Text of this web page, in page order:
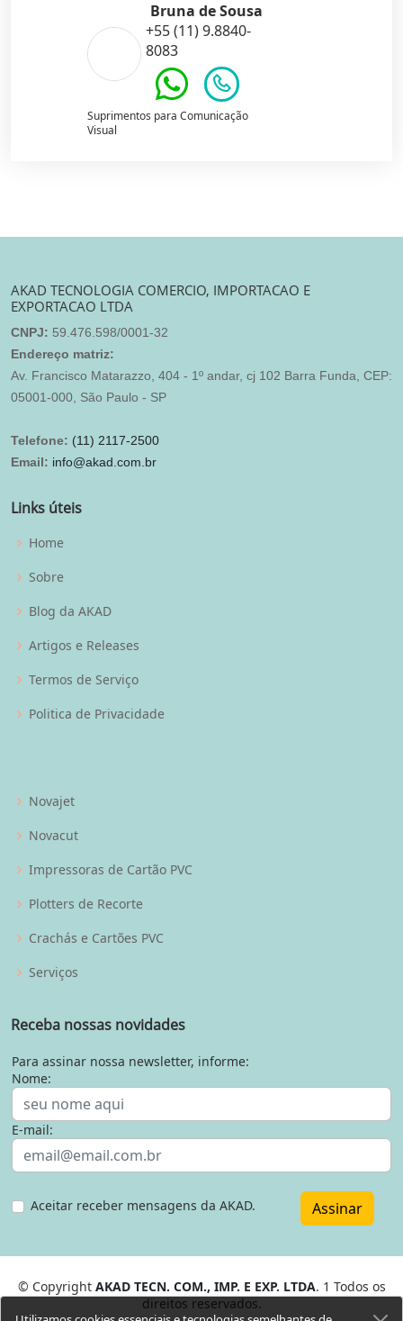
Bruna de Sousa
+55 (11) 9.8840-
8083
Suprimentos para Comunicação
Visual
AKAD TECNOLOGIA COMERCIO, IMPORTACAO E
EXPORTACAO LTDA
CNPJ: 59.476.598/0001-32
Endereço matriz:
Av. Francisco Matarazzo, 404 - 1º andar, cj 102 Barra Funda, CEP:
05001-000, São Paulo - SP
Telefone: (11) 2117-2500
Email: info@akad.com.br
Links úteis
Home
Sobre
Blog da AKAD
Artigos e Releases
Termos de Serviço
Politica de Privacidade
Novajet
Novacut
Impressoras de Cartão PVC
Plotters de Recorte
Crachás e Cartões PVC
Serviços
Receba nossas novidades
Para assinar nossa newsletter, informe:
Nome:
E-mail:
Aceitar receber mensagens da AKAD. Assinar
© Copyright AKAD TECN. COM., IMP. E EXP. LTDA. 1 Todos os
direitos reservados.